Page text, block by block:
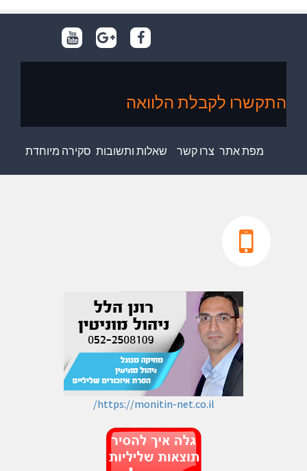
התקשרו לקבלת הלוואה
סקירה מיוחדת שאלות ותשובות צרו קשר מפת אתר
https://monitin-net.co.il/